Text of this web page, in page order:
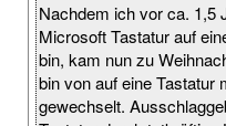
Nachdem ich vor ca. 1,5
Microsoft Tastatur auf
bin, kam nun zu
bin von auf eine Tastatur
gewechselt.